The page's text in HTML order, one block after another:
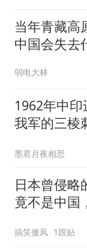
当年青藏高
中国会失去
弱电大林
1962年中印
我军的三棱
墨君月夜相思
日本曾侵略
竟不是中国
搞笑傲风 1跟贴